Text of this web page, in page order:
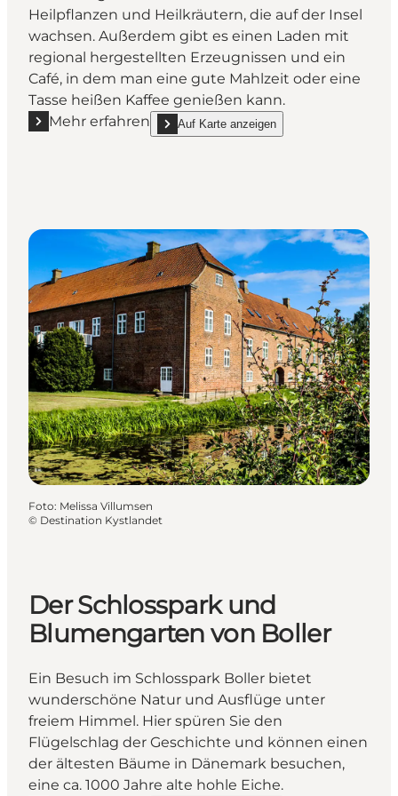
Heilpflanzen und Heilkräutern, die auf der Insel
wachsen. Außerdem gibt es einen Laden mit
regional hergestellten Erzeugnissen und ein
Café, in dem man eine gute Mahlzeit oder eine
Tasse heißen Kaffee genießen kann.
Mehr erfahren
Mehr erfahren "Endelave Lægeurtehave (Der
Auf Karte anzeigen
show Endelave Lægeurtehave (Der
Foto: Melissa Villumsen
© Destination Kystlandet
Der Schlosspark und
Blumengarten von Boller
Ein Besuch im Schlosspark Boller bietet
wunderschöne Natur und Ausflüge unter
freiem Himmel. Hier spüren Sie den
Flügelschlag der Geschichte und können einen
der ältesten Bäume in Dänemark besuchen,
eine ca. 1000 Jahre alte hohle Eiche.